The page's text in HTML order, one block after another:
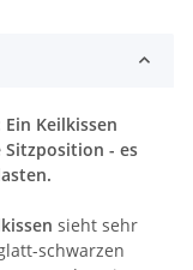
Keilkissen
- es
sieht sehr
schwarzen